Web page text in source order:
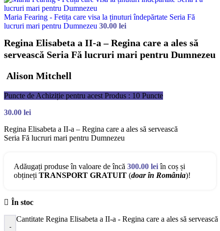
Maria Fearing - Fetița care visa la ținuturi îndepărtate Seria Fă
lucruri mari pentru Dumnezeu 30.00 lei
Regina Elisabeta a II-a – Regina care a ales să
servească Seria Fă lucruri mari pentru Dumnezeu
Alison Mitchell
Puncte de Achiziție pentru acest Produs : 10 Puncte
30.00 lei
Regina Elisabeta a II-a – Regina care a ales să servească
Seria Fă lucruri mari pentru Dumnezeu
Adăugați produse în valoare de încă 300.00 leiîn coș și
obțineți TRANSPORT GRATUIT (doar în România)!
În stoc
-
Cantitate Regina Elisabeta a II-a - Regina care a ales să